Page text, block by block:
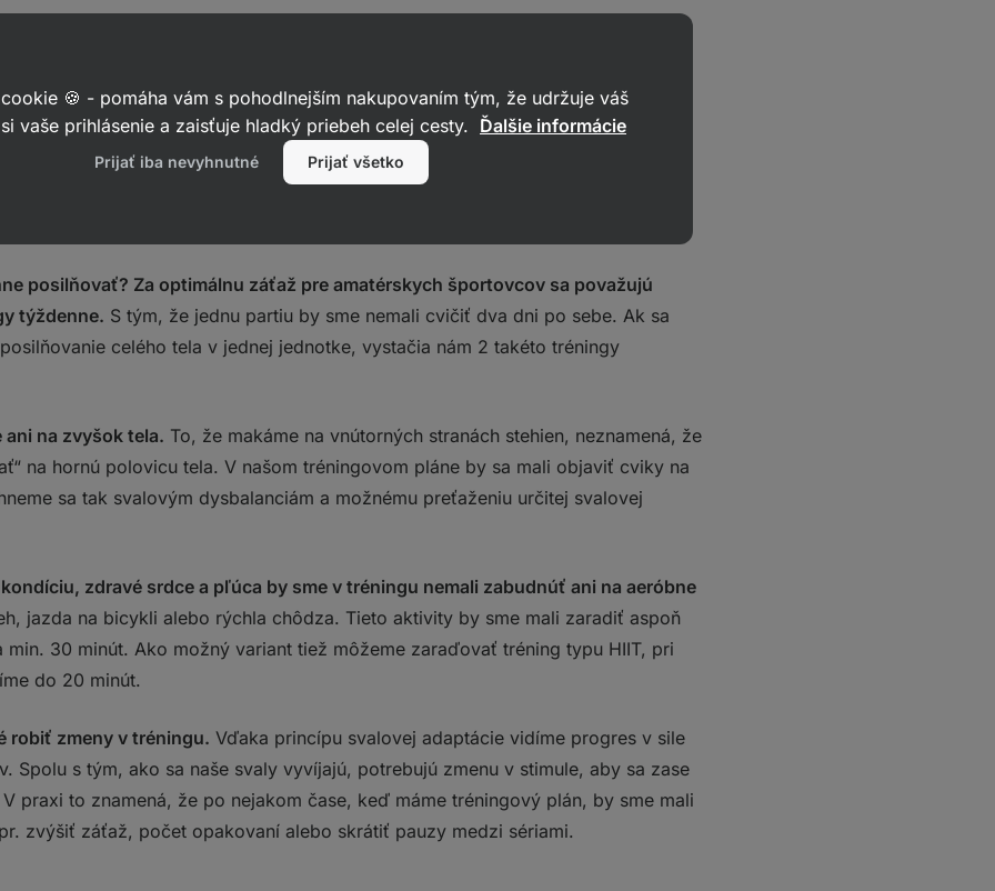
chudšie stehná alebo sa zbaviť „madiel lásky“ na bokoch? Tak je potrebné znížiť
podkožného tuku v tele.
posilňovať? Za optimálnu záťaž pre amatérskych športovcov sa považujú
týždenne. S tým, že jednu partiu by sme nemali cvičiť dva dni po sebe. Ak sa
celého tela v jednej jednotke, vystačia nám 2 takéto tréningy
ani na zvyšok tela. To, že makáme na vnútorných stranách stehien, neznamená, že
na hornú polovicu tela. V našom tréningovom pláne by sa mali objaviť cviky na
sa tak svalovým dysbalanciám a možnému preťaženiu určitej svalovej
zdravé srdce a pľúca by sme v tréningu nemali zabudnúť ani na aeróbne
jazda na bicykli alebo rýchla chôdza. Tieto aktivity by sme mali zaradiť aspoň
min. 30 minút. Ako možný variant tiež môžeme zaraďovať tréning typu HIIT, pri
do 20 minút.
robiť zmeny v tréningu. Vďaka princípu svalovej adaptácie vidíme progres v sile
Spolu s tým, ako sa naše svaly vyvíjajú, potrebujú zmenu v stimule, aby sa zase
praxi to znamená, že po nejakom čase, keď máme tréningový plán, by sme mali
zvýšiť záťaž, počet opakovaní alebo skrátiť pauzy medzi sériami.
🍪 - pomáha vám s pohodlnejším nakupovaním tým, že udržuje váš
vaše prihlásenie a zaisťuje hladký priebeh celej cesty. Ďalšie informácie
Prijať iba nevyhnutné Prijať všetko